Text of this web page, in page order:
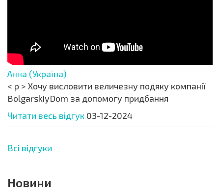
Анна (Україна)
< p > Хочу висловити величезну подяку компанії
BolgarskiyDom за допомогу придбання
Читати весь відгук 03-12-2024
Всі відгуки
Новини